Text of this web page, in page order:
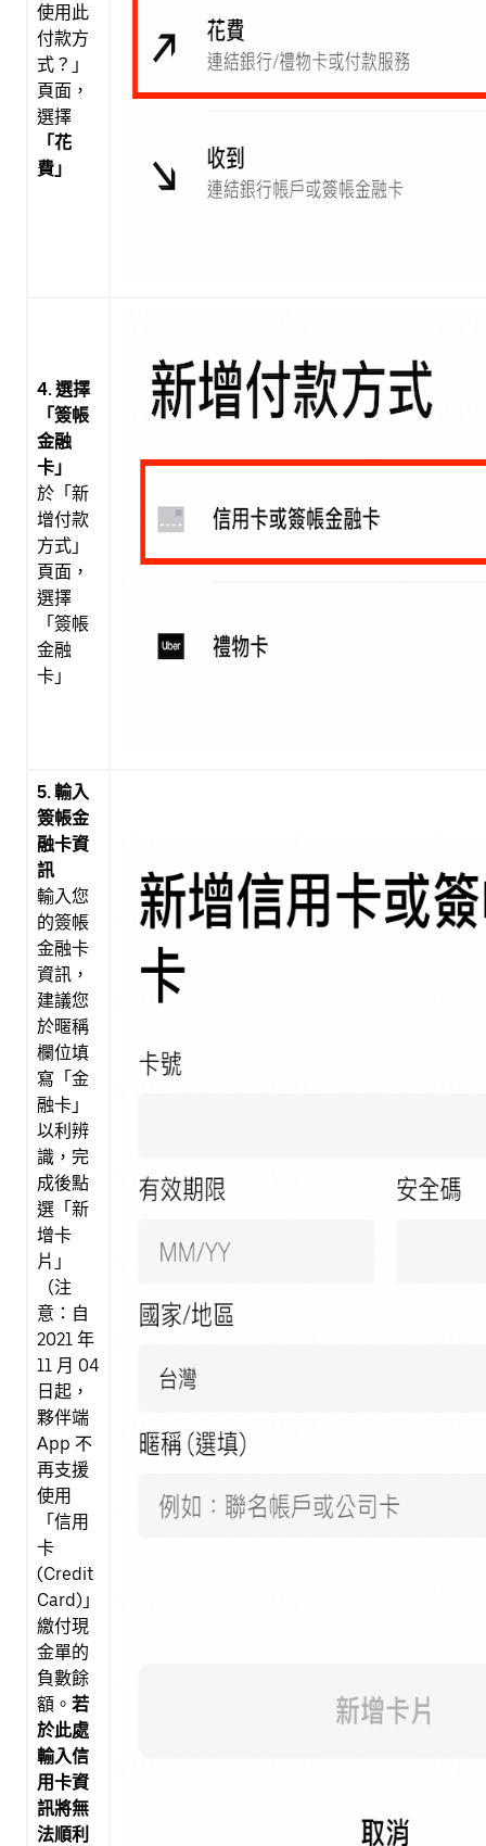
使用此
付款方
式？」
頁面，
選擇
「花
費」
4. 選擇
「簽帳
金融
卡」
於「新
增付款
方式」
頁面，
選擇
「簽帳
金融
卡」
5. 輸入
簽帳金
融卡資
訊
輸入您
的簽帳
金融卡
資訊，
建議您
於暱稱
欄位填
寫「金
融卡」
以利辨
識，完
成後點
選「新
增卡
片」
（注
意：自
2021 年
11 月 04
日起，
夥伴端
App 不
再支援
使用
「信用
卡
(Credit
Card)」
繳付現
金單的
負數餘
額。 若
於此處
輸入信
用卡資
訊將無
法順利